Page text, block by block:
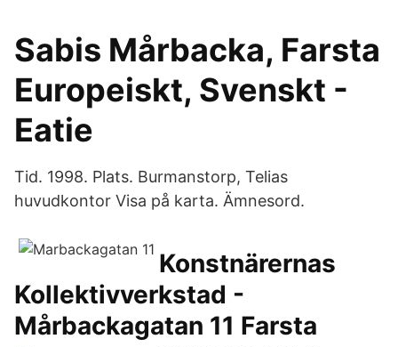
Sabis Mårbacka, Farsta
Europeiskt, Svenskt -
Eatie
Tid. 1998. Plats. Burmanstorp, Telias
huvudkontor Visa på karta. Ämnesord.
Konstnärernas
Kollektivverkstad -
Mårbackagatan 11 Farsta